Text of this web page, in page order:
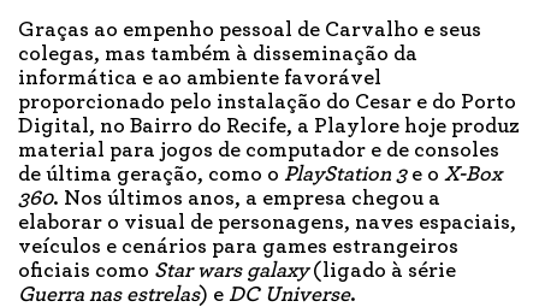
Graças ao empenho pessoal de Carvalho e seus
colegas, mas também à disseminação da
informática e ao ambiente favorável
proporcionado pelo instalação do Cesar e do Porto
Digital, no Bairro do Recife, a Playlore hoje produz
material para jogos de computador e de consoles
de última geração, como o PlayStation 3e o X-Box
360. Nos últimos anos, a empresa chegou a
elaborar o visual de personagens, naves espaciais,
veículos e cenários para games estrangeiros
oficiais como Star wars galaxy(ligado à série
Guerra nas estrelas) e DC Universe.